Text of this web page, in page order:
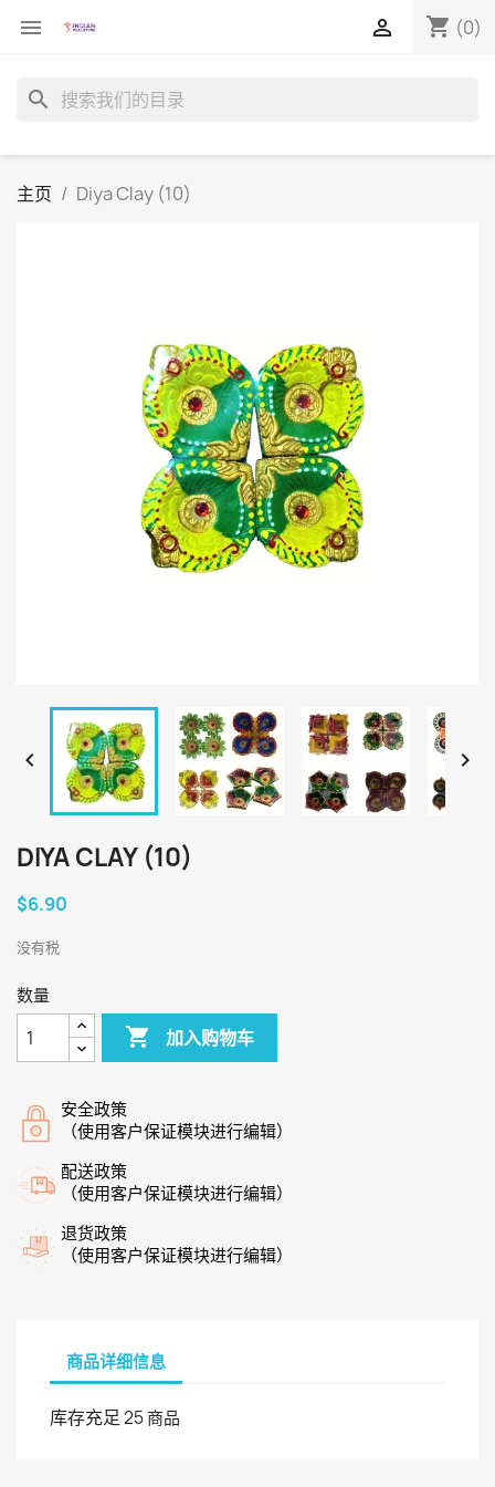
 shopping_cart (0)

search
主页 Diya Clay (10)
 
DIYA CLAY (10)
$6.90
没有税
数量
 加入购物车
安全政策
（使用客户保证模块进行编辑）
配送政策
（使用客户保证模块进行编辑）
退货政策
（使用客户保证模块进行编辑）
商品详细信息
库存充足25 商品